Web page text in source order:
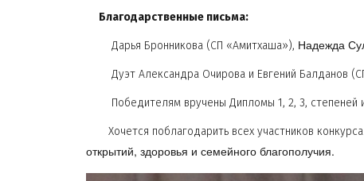
Благодарственные письма:
Дарья Бронникова (СП «Амитхаша»), Надежда
Дуэт Александра Очирова и Евгений Балданов
Победителям вручены Дипломы 1, 2, 3, степеней и
Хочется поблагодарить всех участников
открытий, здоровья и семейного благополучия.